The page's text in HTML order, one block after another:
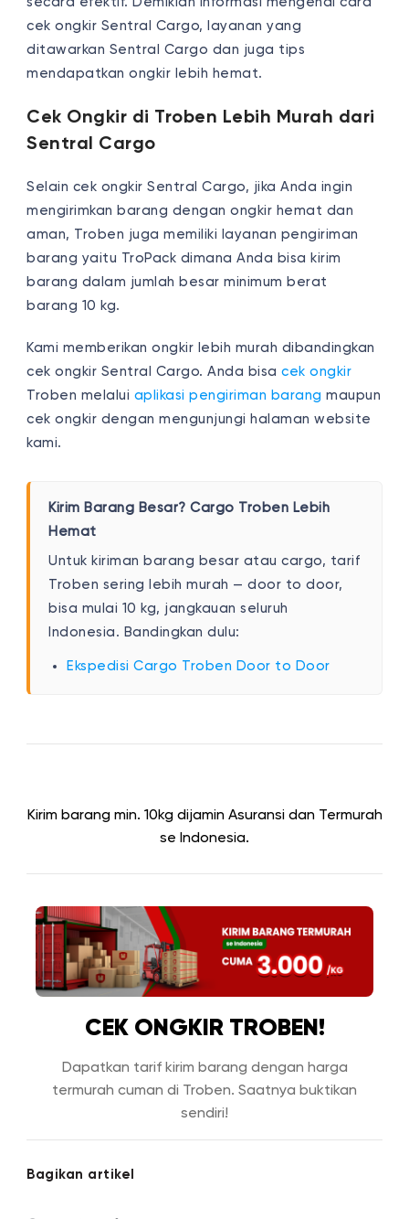
cek ongkir Sentral Cargo, layanan yang
ditawarkan Sentral Cargo dan juga tips
mendapatkan ongkir lebih hemat.
Cek Ongkir di Troben Lebih Murah dari
Sentral Cargo
Selain cek ongkir Sentral Cargo, jika Anda ingin
mengirimkan barang dengan ongkir hemat dan
aman, Troben juga memiliki layanan pengiriman
barang yaitu TroPack dimana Anda bisa kirim
barang dalam jumlah besar minimum berat
barang 10 kg.
Kami memberikan ongkir lebih murah dibandingkan
cek ongkir Sentral Cargo. Anda bisacek ongkir
Troben melalui aplikasi pengiriman barang maupun
cek ongkir dengan mengunjungi halaman website
kami.
Kirim Barang Besar? Cargo Troben Lebih
Hemat
Untuk kiriman barang besar atau cargo, tarif
Troben sering lebih murah — door to door,
bisa mulai 10 kg, jangkauan seluruh
Indonesia. Bandingkan dulu:
Ekspedisi Cargo Troben Door to Door
Kirim barang min. 10kg dijamin Asuransi dan Termurah
se Indonesia.
CEK ONGKIR TROBEN!
Dapatkan tarif kirim barang dengan harga
termurah cuman di Troben. Saatnya buktikan
sendiri!
Bagikan artikel